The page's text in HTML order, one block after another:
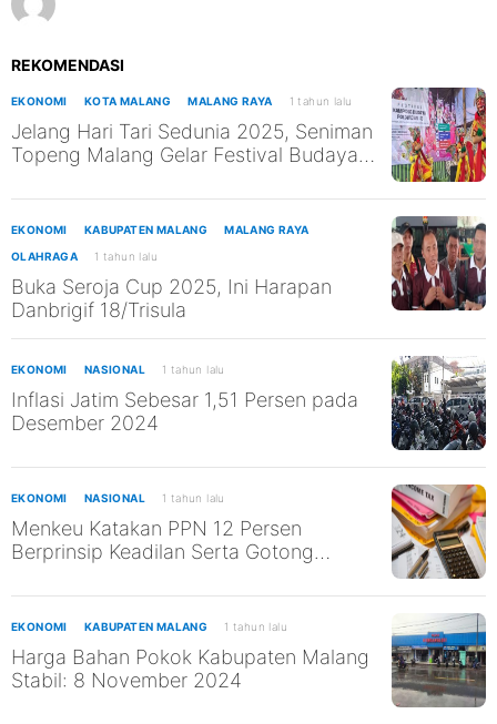
REKOMENDASI
EKONOMI KOTA MALANG MALANG RAYA 1 tahun lalu
Jelang Hari Tari Sedunia 2025, Seniman
Topeng Malang Gelar Festival Budaya
EKONOMI KABUPATEN MALANG
MALANG RAYA
OLAHRAGA
1 tahun lalu
Buka Seroja Cup 2025, Ini Harapan
Danbrigif 18/Trisula
EKONOMI NASIONAL 1 tahun lalu
Inflasi Jatim Sebesar 1,51 Persen pada
Desember 2024
EKONOMI NASIONAL 1 tahun lalu
Menkeu Katakan PPN 12 Persen
Berprinsip Keadilan Serta Gotong
EKONOMI KABUPATEN MALANG 1 tahun lalu
Harga Bahan Pokok Kabupaten Malang
Stabil: 8 November 2024